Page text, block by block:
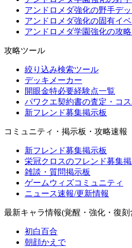
アンドロメダ強化の野手デ
アンドロメダ強化の固有イ
アンドロメダ学園強化の攻
攻略ツール
絞り込み検索ツール
デッキメーカー
開眼金特必要経験点一覧
パワクエ契約書の査定・コ
新フレンド募集掲示板
コミュニティ・掲示板・攻略速報
新フレンド募集掲示板
栄冠クロスのフレンド募集
雑談・質問掲示板
ゲームウィズコミュニティ
ニュース速報/更新情報
最新キャラ情報(覚醒・強化・復刻
初白百合
朝顔かえで